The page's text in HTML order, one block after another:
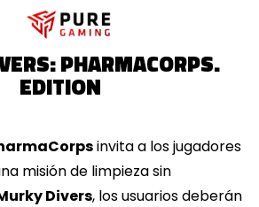
PHARMACORPS.
EDITION
invita a los jugadores
misión de limpieza sin
Divers, los usuarios deberán